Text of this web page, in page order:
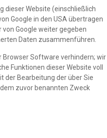
dieser Website (einschließlich
Google in den USA übertragen
Google weiter gegeben
Daten zusammenführen.
Browser Software verhindern; wir
Funktionen dieser Website voll
der Bearbeitung der über Sie
zuvor benannten Zweck